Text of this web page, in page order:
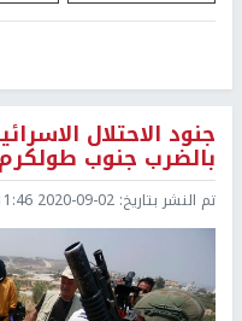
جنود الاحتلال
بالضرب جنوب طولكرم
تم النشر بتاريخ: 2020-09-02 11:46